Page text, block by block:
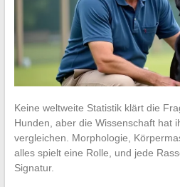
Keine weltweite Statistik klärt die
Hunden, aber die Wissenschaft hat
vergleichen. Morphologie,
alles spielt eine Rolle, und jede
Signatur.